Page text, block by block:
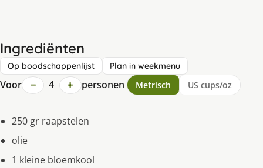
Ingrediënten
Op boodschappenlijst Plan in weekmenu
Voor − 4 + personen Metrisch US cups/oz
250 gr raapstelen
olie
1 kleine bloemkool